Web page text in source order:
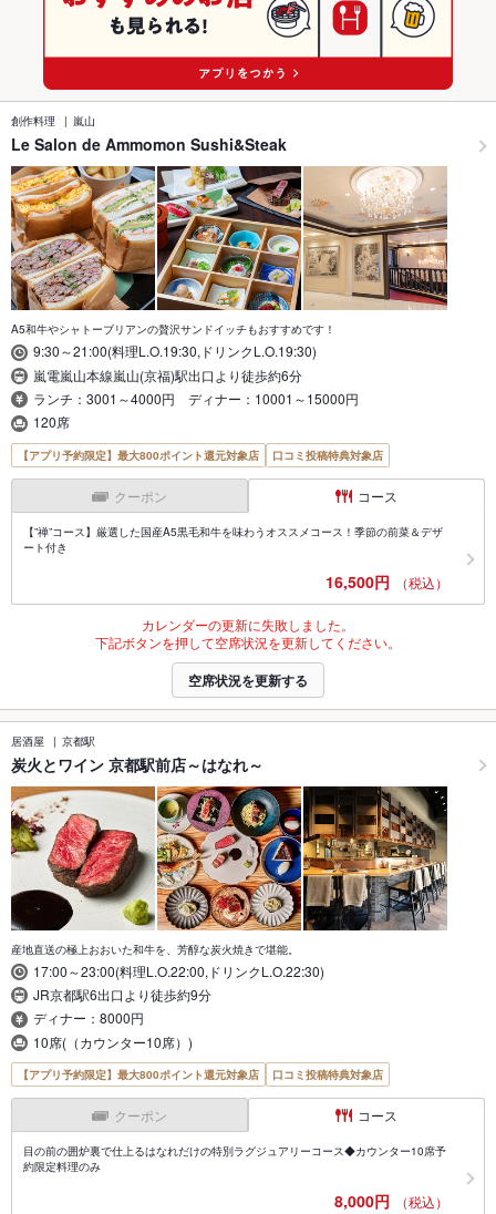
創作料理 嵐山
Le Salon de Ammomon Sushi&Steak
A5和牛やシャトーブリアンの贅沢サンドイッチもおすすめです！
9:30～21:00(料理L.O.19:30,ドリンクL.O.19:30)
嵐電嵐山本線嵐山(京福)駅出口より徒歩約6分
ランチ：3001～4000円 ディナー：10001～15000円
120席
【アプリ予約限定】最大800ポイント還元対象店 口コミ投稿特典対象店
クーポン コース
【”禅”コース】厳選した国産A5黒毛和牛を味わうオススメコース！季節の前菜＆デザ
ート付き
16,500円 （税込）
カレンダーの更新に失敗しました。
下記ボタンを押して空席状況を更新してください。
空席状況を更新する
居酒屋 京都駅
炭火とワイン 京都駅前店～はなれ～
産地直送の極上おおいた和牛を、芳醇な炭火焼きで堪能。
17:00～23:00(料理L.O.22:00,ドリンクL.O.22:30)
JR京都駅6出口より徒歩約9分
ディナー：8000円
10席(（カウンター10席）)
【アプリ予約限定】最大800ポイント還元対象店 口コミ投稿特典対象店
クーポン コース
目の前の囲炉裏で仕上るはなれだけの特別ラグジュアリーコース◆カウンター10席予
約限定料理のみ
8,000円 （税込）